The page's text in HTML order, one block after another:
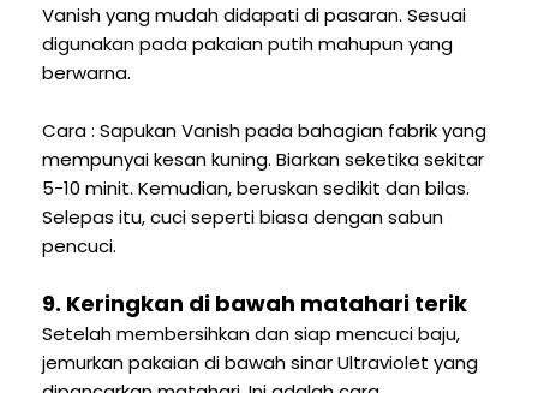
Vanish yang mudah didapati di pasaran. Sesuai
digunakan pada pakaian putih mahupun yang
berwarna.
Cara : Sapukan Vanish pada bahagian fabrik yang
mempunyai kesan kuning. Biarkan seketika sekitar
5-10 minit. Kemudian, beruskan sedikit dan bilas.
Selepas itu, cuci seperti biasa dengan sabun
pencuci.
9. Keringkan di bawah matahari terik
Setelah membersihkan dan siap mencuci baju,
jemurkan pakaian di bawah sinar Ultraviolet yang